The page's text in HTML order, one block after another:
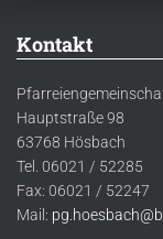
Kontakt
Hauptstraße 98
63768 Hösbach
Tel. 06021 / 52285
Fax: 06021 / 52247
Mail: